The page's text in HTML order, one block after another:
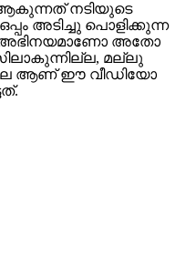
നടിയുടെ
അടിച്ചു പൊളിക്കുന്ന
അതോ
മല്ലു
ആണ് ഈ വീഡിയോ